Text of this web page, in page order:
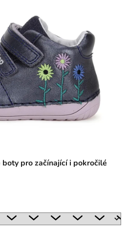
pro začínající i pokročilé